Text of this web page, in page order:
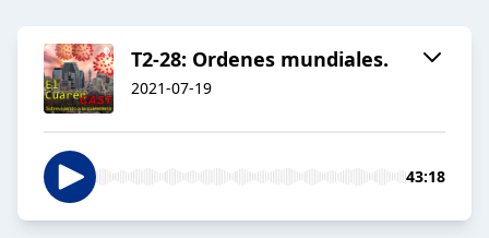
T2-28: Ordenes mundiales.
2021-07-19
43:18